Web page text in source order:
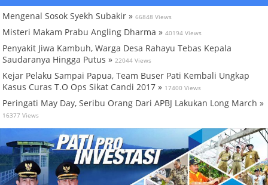
Mengenal Sosok Syekh Subakir » 66848 Views
Misteri Makam Prabu Angling Dharma » 40194 Views
Penyakit Jiwa Kambuh, Warga Desa Rahayu Tebas Kepala
Saudaranya Hingga Putus » 22044 Views
Kejar Pelaku Sampai Papua, Team Buser Pati Kembali Ungkap
Kasus Curas T.O Ops Sikat Candi 2017 » 17400 Views
Peringati May Day, Seribu Orang Dari APBJ Lakukan Long March »
16377 Views